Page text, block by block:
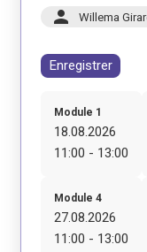
person Willema
Enregistrer
Module 1
18.08.2026
11:00 - 13:00
Module 4
27.08.2026
11:00 - 13:00